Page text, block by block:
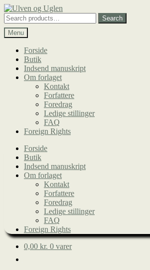
Spring
til
navigation
Spring
til
indhold
Search
for:
Search
Menu
Forside
Butik
Indsend manuskript
Om forlaget
Kontakt
Forfattere
Foredrag
Ledige stillinger
FAQ
Foreign Rights
Forside
Butik
Indsend manuskript
Om forlaget
Kontakt
Forfattere
Foredrag
Ledige stillinger
FAQ
Foreign Rights
0,00 kr. 0 varer